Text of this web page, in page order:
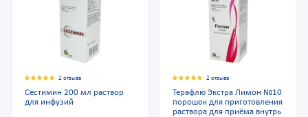
2 отзыва
Сестимин 200 мл раствор
для инфузий
2 отзыва
Терафлю Экстра Лимон №10
порошок для приготовления
раствора для приёма внутрь